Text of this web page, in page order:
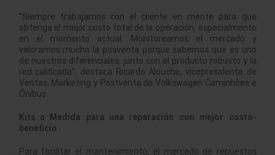
“Siempre trabajamos con el cliente en mente para que
obtenga el mejor costo total de la operación, especialmente
en el momento actual. Monitoreamos el mercado y
valoramos mucho la posventa porque sabemos que es uno
de nuestros diferenciales, junto con el producto robusto y la
red calificada”, destaca Ricardo Alouche, vicepresidente de
Ventas, Marketing y Postventa de Volkswagen Caminhões e
Ônibus.
Kits a Medida para una reparación con mejor costo-
beneficio
Para facilitar el mantenimiento, el mercado de repuestos